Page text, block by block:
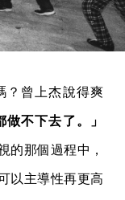
？曾上杰說得爽
做不下去了。」
的那個過程中，
以主導性再更高